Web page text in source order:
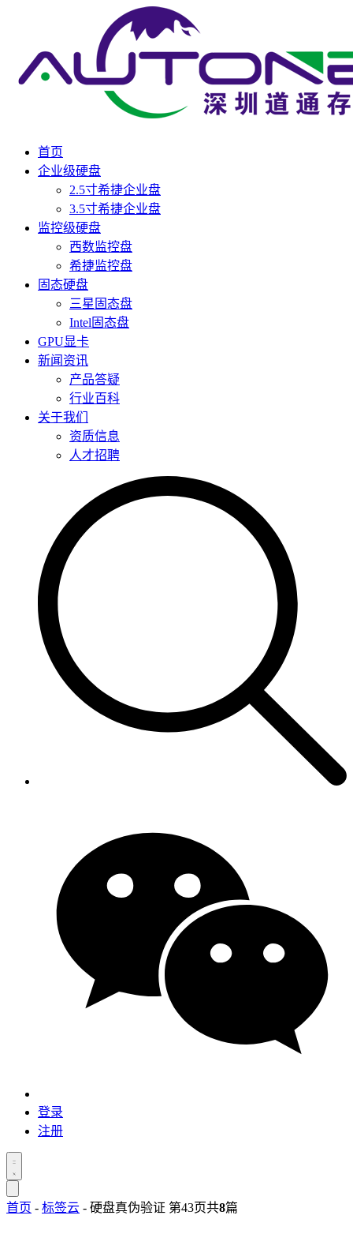
首页
企业级硬盘
2.5寸希捷企业盘
3.5寸希捷企业盘
监控级硬盘
西数监控盘
希捷监控盘
固态硬盘
三星固态盘
Intel固态盘
GPU显卡
新闻资讯
产品答疑
行业百科
关于我们
资质信息
人才招聘
登录
注册
首页 - 标签云 - 硬盘真伪验证 第43页共8篇